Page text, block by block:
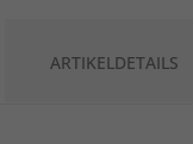
ARTIKELDETAILS